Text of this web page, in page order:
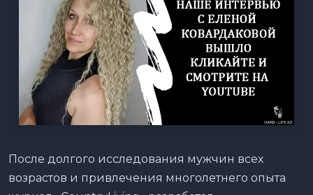
После долгого исследования мужчин всех
возрастов и привлечения многолетнего опыта